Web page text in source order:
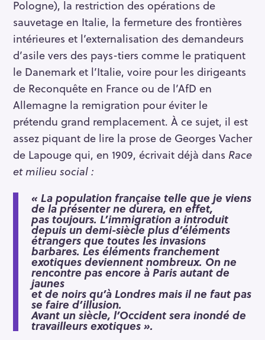
Pologne), la restriction des opérations de
sauvetage en Italie, la fermeture des frontières
intérieures et l’externalisation des demandeurs
d’asile vers des pays-tiers comme le pratiquent
le Danemark et l’Italie, voire pour les dirigeants
de Reconquête en France ou de l’AfD en
Allemagne la remigration pour éviter le
prétendu grand remplacement. À ce sujet, il est
assez piquant de lire la prose de Georges Vacher
de Lapouge qui, en 1909, écrivait déjà dans Race
et milieu social :
« La population française telle que je viens
de la présenter ne durera, en effet,
pas toujours. L’immigration a introduit
depuis un demi-siècle plus d’éléments
étrangers que toutes les invasions
barbares. Les éléments franchement
exotiques deviennent nombreux. On ne
rencontre pas encore à Paris autant de
jaunes
et de noirs qu’à Londres mais il ne faut pas
se faire d’illusion.
Avant un siècle, l’Occident sera inondé de
travailleurs exotiques ».